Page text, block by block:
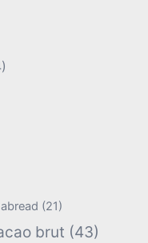
(21)
brut (43)